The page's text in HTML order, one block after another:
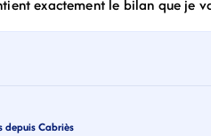
exactement le bilan que je
depuis Cabriès